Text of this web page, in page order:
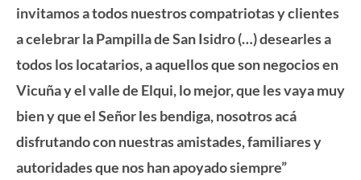
invitamos a todos nuestros compatriotas y clientes
a celebrar la Pampilla de San Isidro (…) desearles a
todos los locatarios, a aquellos que son negocios en
Vicuña y el valle de Elqui, lo mejor, que les vaya muy
bien y que el Señor les bendiga, nosotros acá
disfrutando con nuestras amistades, familiares y
autoridades que nos han apoyado siempre”